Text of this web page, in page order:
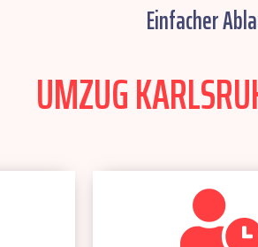
Einfacher
UMZUG